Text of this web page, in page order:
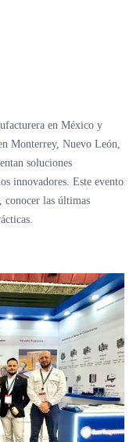
en México y
Monterrey, Nuevo León,
soluciones
innovadores. Este evento
conocer las últimas